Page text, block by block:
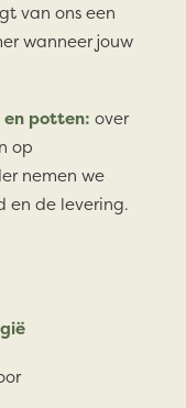
van ons een
wanneer jouw
en potten: over
op
nemen we
en de levering.